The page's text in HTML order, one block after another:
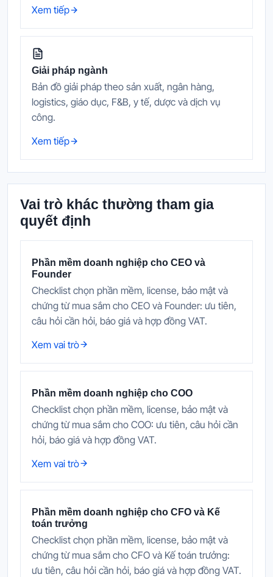
Xem tiếp
Giải pháp ngành
Bản đồ giải pháp theo sản xuất, ngân hàng,
logistics, giáo dục, F&B, y tế, dược và dịch vụ
công.
Xem tiếp
Vai trò khác thường tham gia
quyết định
Phần mềm doanh nghiệp cho CEO và
Founder
Checklist chọn phần mềm, license, bảo mật và
chứng từ mua sắm cho CEO và Founder: ưu tiên,
câu hỏi cần hỏi, báo giá và hợp đồng VAT.
Xem vai trò
Phần mềm doanh nghiệp cho COO
Checklist chọn phần mềm, license, bảo mật và
chứng từ mua sắm cho COO: ưu tiên, câu hỏi cần
hỏi, báo giá và hợp đồng VAT.
Xem vai trò
Phần mềm doanh nghiệp cho CFO và Kế
toán trưởng
Checklist chọn phần mềm, license, bảo mật và
chứng từ mua sắm cho CFO và Kế toán trưởng:
ưu tiên, câu hỏi cần hỏi, báo giá và hợp đồng VAT.